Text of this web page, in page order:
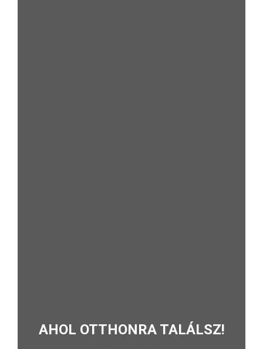
AHOL OTTHONRA TALÁLSZ!